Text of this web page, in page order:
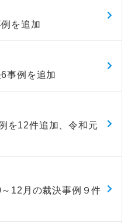
を追加
事例を追加
を12件追加、令和元
12月の裁決事例９件